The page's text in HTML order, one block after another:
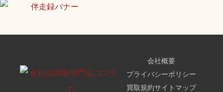
会社概要
プライバシーポリシー
買取規約サイトマップ